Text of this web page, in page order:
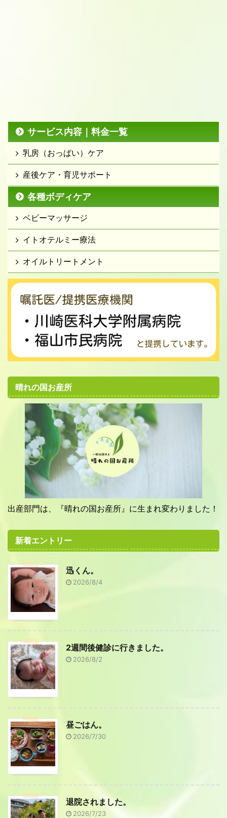
サービス内容｜料金一覧
乳房（おっぱい）ケア
産後ケア・育児サポート
各種ボディケア
ベビーマッサージ
イトオテルミー療法
オイルトリートメント
晴れの国お産所
出産部門は、『晴れの国お産所』に生まれ変わりました！
新着エントリー
迅くん。
2026/8/4
2週間後健診に行きました。
2026/8/2
昼ごはん。
2026/7/30
退院されました。
2026/7/23